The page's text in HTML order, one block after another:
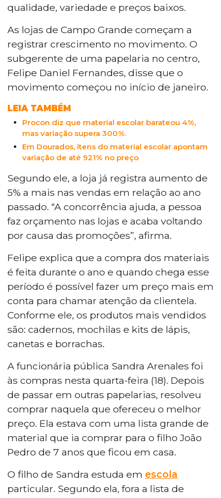
qualidade, variedade e preços baixos.
As lojas de Campo Grande começam a
registrar crescimento no movimento. O
subgerente de uma papelaria no centro,
Felipe Daniel Fernandes, disse que o
movimento começou no início de janeiro.
LEIA TAMBÉM
Procon diz que material escolar barateou 4%,
mas variação supera 300%.
Em Dourados, itens do material escolar apontam
variação de até 921% no preço
Segundo ele, a loja já registra aumento de
5% a mais nas vendas em relação ao ano
passado. “A concorrência ajuda, a pessoa
faz orçamento nas lojas e acaba voltando
por causa das promoções”, afirma.
Felipe explica que a compra dos materiais
é feita durante o ano e quando chega esse
período é possível fazer um preço mais em
conta para chamar atenção da clientela.
Conforme ele, os produtos mais vendidos
são: cadernos, mochilas e kits de lápis,
canetas e borrachas.
A funcionária pública Sandra Arenales foi
às compras nesta quarta-feira (18). Depois
de passar em outras papelarias, resolveu
comprar naquela que ofereceu o melhor
preço. Ela estava com uma lista grande de
material que ia comprar para o filho João
Pedro de 7 anos que ficou em casa.
O filho de Sandra estuda em escola
particular. Segundo ela, fora a lista de